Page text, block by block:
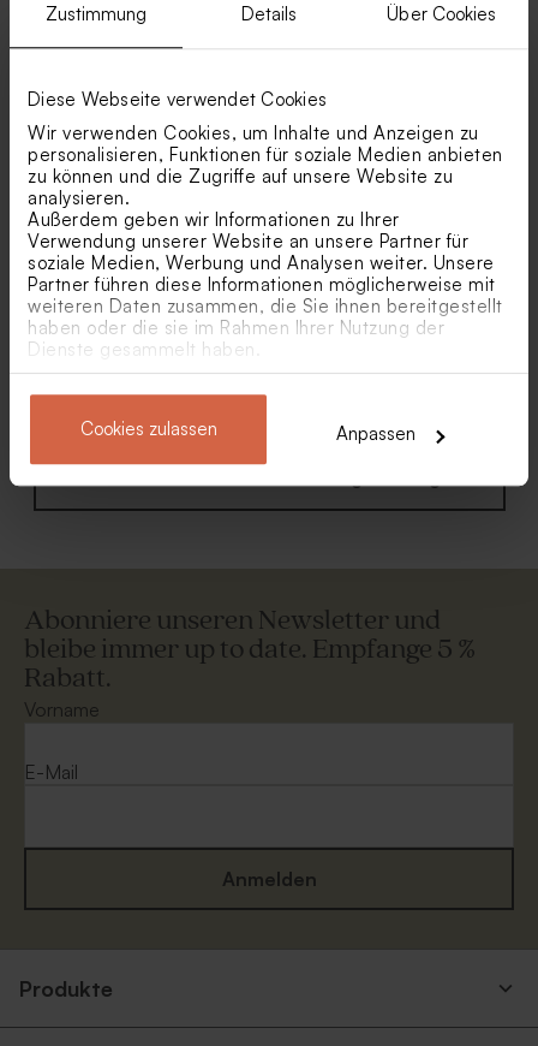
Zustimmung Details Über Cookies
Diese Webseite verwendet Cookies
Wir verwenden Cookies, um Inhalte und Anzeigen zu
personalisieren, Funktionen für soziale Medien anbieten
zu können und die Zugriffe auf unsere Website zu
analysieren.
Außerdem geben wir Informationen zu Ihrer
Verwendung unserer Website an unsere Partner für
soziale Medien, Werbung und Analysen weiter. Unsere
Partner führen diese Informationen möglicherweise mit
weiteren Daten zusammen, die Sie ihnen bereitgestellt
haben oder die sie im Rahmen Ihrer Nutzung der
Dienste gesammelt haben.
Cookies zulassen Anpassen
Rosa Umschlag Grüner Umschlag
Abonniere unseren Newsletter und
bleibe immer up to date. Empfange 5 %
Rabatt.
Vorname
E-Mail
Anmelden
Produkte